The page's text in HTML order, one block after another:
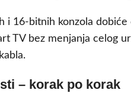
16-bitnih konzola
TV bez menjanja celog
– korak po korak